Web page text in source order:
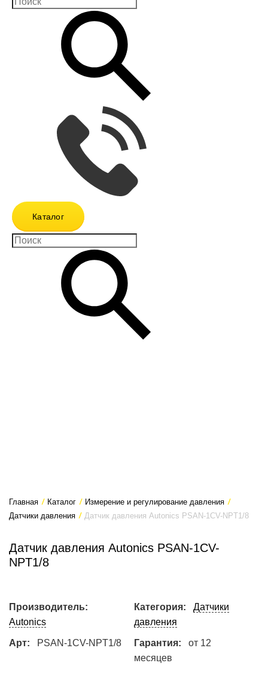
Каталог
Главная / Каталог / Измерение и регулирование давления /
Датчики давления / Датчик давления Autonics PSAN-1CV-NPT1/8
Датчик давления Autonics PSAN-1CV-
NPT1/8
Производитель:
Autonics
Категория:
Датчики
давления
Арт: PSAN-1CV-NPT1/8 Гарантия:
от 12
месяцев